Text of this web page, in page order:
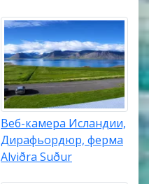
Веб-камера Исландии,
Дирафьордюр, ферма
Alviðra Suður